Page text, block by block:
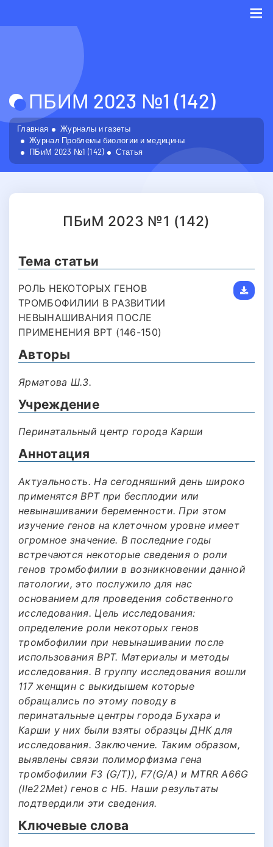
ПБИМ 2023 №1 (142)
Главная
Журналы и газеты
Журнал Проблемы биологии и медицины
ПБиМ 2023 №1 (142)
Статья
ПБиМ 2023 №1 (142)
Тема статьи
РОЛЬ НЕКОТОРЫХ ГЕНОВ
ТРОМБОФИЛИИ В РАЗВИТИИ
НЕВЫНАШИВАНИЯ ПОСЛЕ
ПРИМЕНЕНИЯ ВРТ (146-150)
Авторы
Ярматова Ш.З.
Учреждение
Перинатальный центр города Карши
Аннотация
Актуальность. На сегодняшний день широко
применятся ВРТ при бесплодии или
невынашивании беременности. При этом
изучение генов на клеточном уровне имеет
огромное значение. В последние годы
встречаются некоторые сведения о роли
генов тромбофилии в возникновении данной
патологии, это послужило для нас
основанием для проведения собственного
исследования. Цель исследования:
определение роли некоторых генов
тромбофилии при невынашивании после
использования ВРТ. Материалы и методы
исследования. В группу исследования вошли
117 женщин с выкидышем которые
обращались по этому поводу в
перинатальные центры города Бухара и
Карши у них были взяты образцы ДНК для
исследования. Заключение. Таким образом,
выявлены связи полиморфизма гена
тромбофилии F3 (G/T)), F7(G/A) и MTRR A66G
(Ile22Met) генов с НБ. Наши результаты
подтвердили эти сведения.
Ключевые слова